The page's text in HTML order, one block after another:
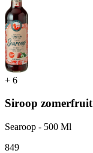
+ 6
Siroop zomerfruit
Searoop - 500 Ml
849